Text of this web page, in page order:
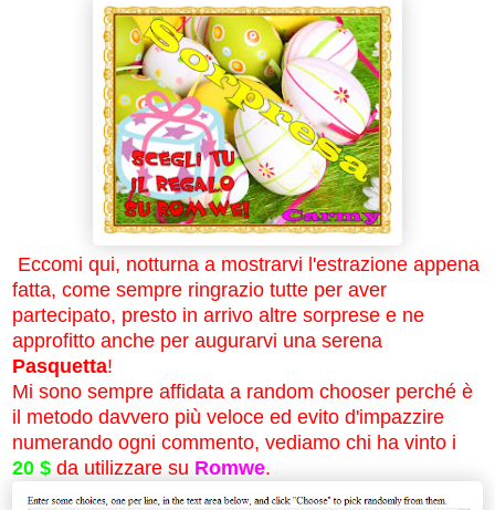
Eccomi qui, notturna a mostrarvi l'estrazione appena
fatta, come sempre ringrazio tutte per aver
partecipato, presto in arrivo altre sorprese e ne
approfitto anche per augurarvi una serena
Pasquetta!
Mi sono sempre affidata a random chooser perché è
il metodo davvero più veloce ed evito d'impazzire
numerando ogni commento, vediamo chi ha vinto i
20 $ da utilizzare su Romwe.